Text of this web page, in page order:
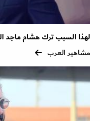
لهذا السبب ترك هشام ماجد
مشاهير العرب